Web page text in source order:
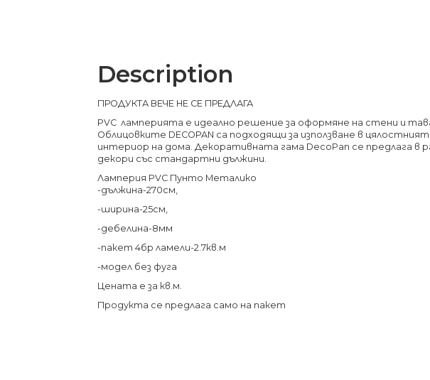
Description
ПРОДУКТА ВЕЧЕ НЕ СЕ ПРЕДЛАГА
PVC ламперията е идеално решение за оформяне на стени и
Облицовките DECOPAN са подходящи за използване в цялостният
интериор на дома. Декоративната гама DecoPan се предлага в
декори със стандартни дължини.
Ламперия PVC Пунто Металико
-дължина-270см,
-ширина-25см,
-дебелина-8мм
-пакет 4бр ламели-2.7кв.м
-модел без фуга
Цената е за кв.м.
Продукта се предлага само на пакет